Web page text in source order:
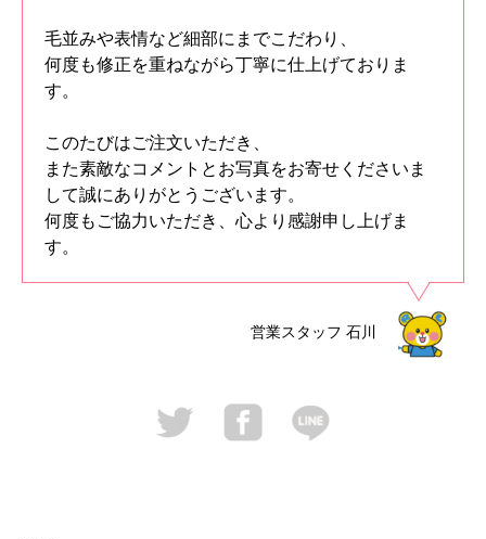
毛並みや表情など細部にまでこだわり、
何度も修正を重ねながら丁寧に仕上げておりま
す。
このたびはご注文いただき、
また素敵なコメントとお写真をお寄せくださいま
して誠にありがとうございます。
何度もご協力いただき、心より感謝申し上げま
す。
営業スタッフ 石川